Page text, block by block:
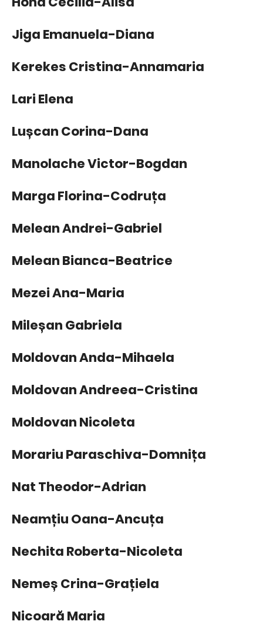
Jiga Emanuela-Diana
Kerekes Cristina-Annamaria
Lari Elena
Lușcan Corina-Dana
Manolache Victor-Bogdan
Marga Florina-Codruța
Melean Andrei-Gabriel
Melean Bianca-Beatrice
Mezei Ana-Maria
Mileșan Gabriela
Moldovan Anda-Mihaela
Moldovan Andreea-Cristina
Moldovan Nicoleta
Morariu Paraschiva-Domnița
Nat Theodor-Adrian
Neamțiu Oana-Ancuța
Nechita Roberta-Nicoleta
Nemeș Crina-Grațiela
Nicoară Maria